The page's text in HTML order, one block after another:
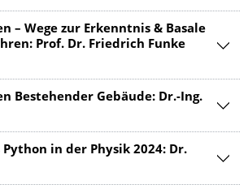
– Wege zur Erkenntnis & Basale
Prof. Dr. Friedrich Funke
Bestehender Gebäude: Dr.-Ing.
in der Physik 2024: Dr.